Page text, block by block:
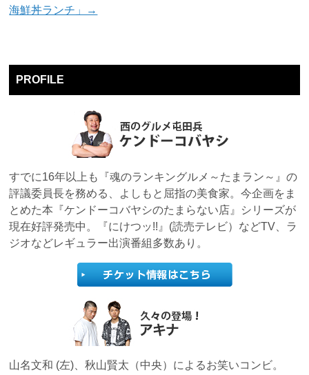
海鮮丼ランチ」→
PROFILE
すでに16年以上も『魂のランキングルメ～たまラン～』の
評議委員長を務める、よしもと屈指の美食家。今企画をま
とめた本『ケンドーコバヤシのたまらない店』シリーズが
現在好評発売中。『にけつッ!!』(読売テレビ）などTV、ラ
ジオなどレギュラー出演番組多数あり。
山名文和 (左)、秋山賢太（中央）によるお笑いコンビ。